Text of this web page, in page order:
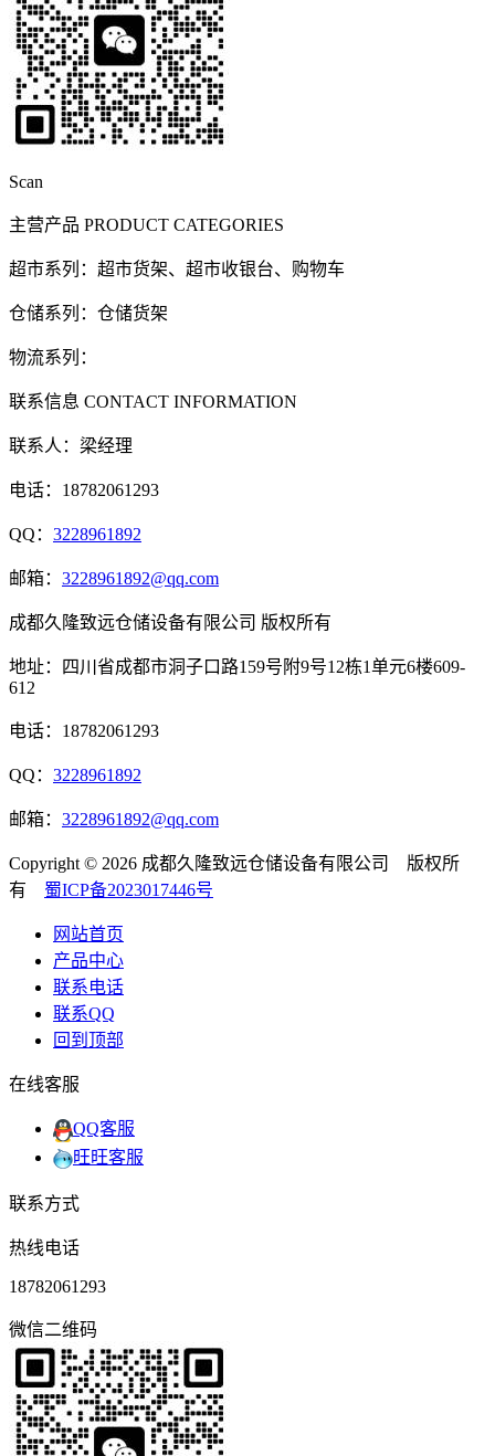
Scan
主营产品 PRODUCT CATEGORIES
超市系列：超市货架、超市收银台、购物车
仓储系列：仓储货架
物流系列：
联系信息 CONTACT INFORMATION
联系人：梁经理
电话：18782061293
QQ： 3228961892
邮箱： 3228961892@qq.com
成都久隆致远仓储设备有限公司 版权所有
地址：四川省成都市洞子口路159号附9号12栋1单元6楼609-
612
电话：18782061293
QQ： 3228961892
邮箱： 3228961892@qq.com
Copyright © 2026 成都久隆致远仓储设备有限公司 版权所
有 蜀ICP备2023017446号
网站首页
产品中心
联系电话
联系QQ
回到顶部
在线客服
QQ客服
旺旺客服
联系方式
热线电话
18782061293
微信二维码